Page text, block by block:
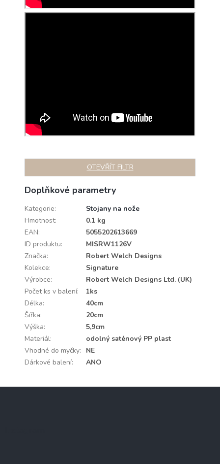
OTEVŘÍT FILTR
Doplňkové parametry
Kategorie:
Stojany na nože
Hmotnost:
0.1 kg
EAN:
5055202613669
ID produktu:
MISRW1126V
Značka:
Robert Welch Designs
Kolekce:
Signature
Výrobce:
Robert Welch Designs Ltd. (UK)
Počet ks v balení:
1ks
Délka:
40cm
Šířka:
20cm
Výška:
5,9cm
Materiál:
odolný saténový PP plast
Vhodné do myčky:
NE
Dárkové balení: ANO
Z